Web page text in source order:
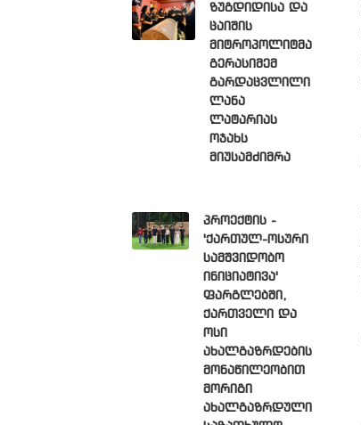
ზუგდიდისა და
ცაიშის
მიტროპოლიტმა
გერასიმემ
გარდაცვლილი
ლანა
ლატარიას
ოჯახს
მიუსამძიმრა
პროექტის -
'ქართულ-ოსური
სამშვიდობო
ინიციატივა'
ფარგლებში,
ქართველი და
ოსი
ახალგაზრდების
მონაწილეობით
მორიგი
ახალგაზრდული